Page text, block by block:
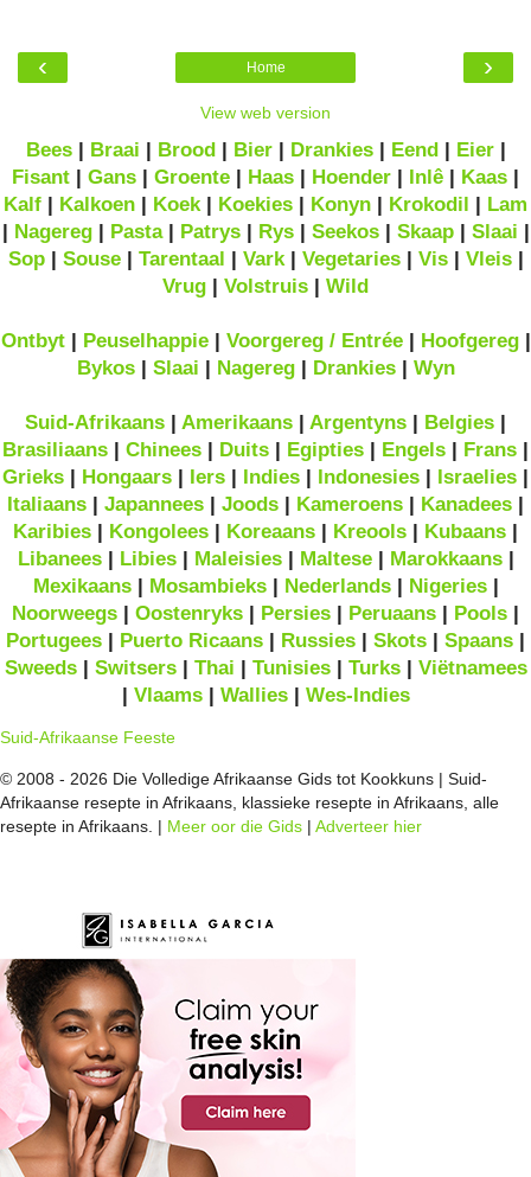
‹ ›
Home
View web version
Bees| Braai | Brood| Bier| Drankies| Eend| Eier|
Fisant | Gans | Groente | Haas | Hoender | Inlê | Kaas |
Kalf | Kalkoen | Koek | Koekies | Konyn | Krokodil | Lam
| Nagereg| Pasta| Patrys| Rys| Seekos| Skaap| Slaai |
Sop| Souse| Tarentaal | Vark| Vegetaries| Vis| Vleis|
Vrug | Volstruis | Wild
Ontbyt| Peuselhappie| Voorgereg / Entrée| Hoofgereg|
Bykos| Slaai | Nagereg| Drankies| Wyn
Suid-Afrikaans | Amerikaans | Argentyns | Belgies |
Brasiliaans | Chinees | Duits | Egipties | Engels | Frans |
Grieks | Hongaars | Iers | Indies | Indonesies | Israelies |
Italiaans | Japannees | Joods | Kameroens | Kanadees |
Karibies | Kongolees | Koreaans | Kreools | Kubaans |
Libanees| Libies| Maleisies| Maltese| Marokkaans|
Mexikaans| Mosambieks| Nederlands| Nigeries|
Noorweegs | Oostenryks | Persies | Peruaans | Pools |
Portugees | Puerto Ricaans | Russies | Skots | Spaans |
Sweeds| Switsers| Thai | Tunisies| Turks| Viëtnamees
| Vlaams| Wallies| Wes-Indies
Suid-Afrikaanse Feeste
© 2008 - 2026 Die Volledige Afrikaanse Gids tot Kookkuns | Suid-
Afrikaanse resepte in Afrikaans, klassieke resepte in Afrikaans, alle
resepte in Afrikaans. | Meer oor die Gids | Adverteer hier